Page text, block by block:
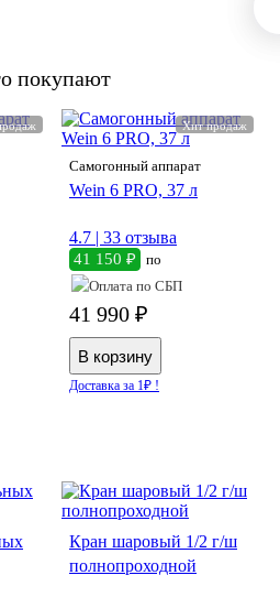
покупают
Хит продаж
Самогонный аппарат
Wein 6 PRO, 37 л
4.7 | 33 отзыва
41 150 ₽ по
41 990 ₽
Доставка за 1₽ !
Кран шаровый 1/2 г/ш
полнопроходной